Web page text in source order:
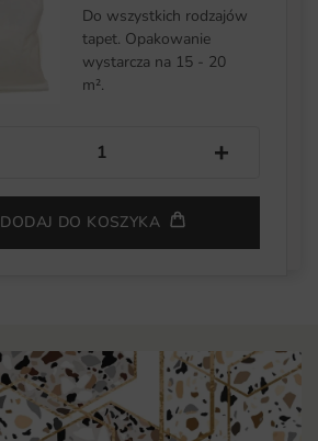
Do wszystkich rodzajów
tapet. Opakowanie
wystarcza na 15 - 20
m².
+
DODAJ DO KOSZYKA